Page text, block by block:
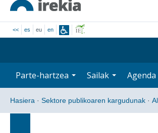
<< es eu en
Parte-hartzea Sailak Agenda
Hasiera · Sektore publikoaren kargudunak ·